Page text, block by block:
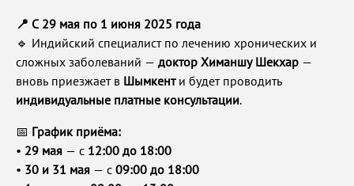
📍 С 29 мая по 1 июня 2025 года
🔹 Индийский специалист по лечению хронических и
сложных заболеваний — доктор Химаншу Шекхар —
вновь приезжает в Шымкенти будет проводить
индивидуальные платные консультации.
📅 График приёма:
• 29 мая — с 12:00 до 18:00
• 30 и 31 мая — с 09:00 до 18:00